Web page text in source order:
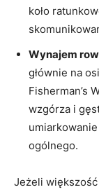
koło
Wynajem
głównie na
Fisherman’s
wzgórza i
ogólnego.
Jeżeli